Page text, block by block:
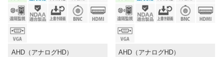
AHD（アナログHD）
AHD（アナログHD）